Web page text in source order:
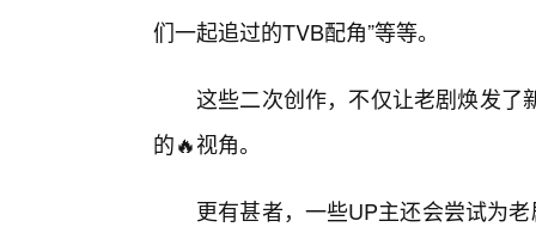
们一起追过的TVB配角”等等。
这些二次创作，不仅让老剧焕发了
的🔥视角。
更有甚者，一些UP主还会尝试为